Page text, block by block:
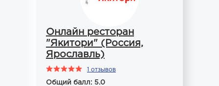
Онлайн ресторан
"Якитори" (Россия,
Ярославль)
1 отзывов
Общий балл: 5.0